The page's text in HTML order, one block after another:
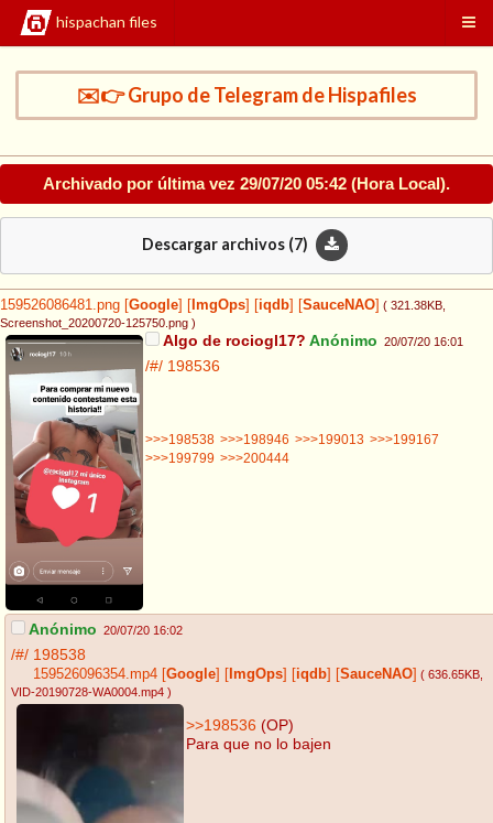
hispachan files
✉️👉 Grupo de Telegram de Hispafiles
Archivado por última vez 29/07/20 05:42 (Hora Local).
Descargar archivos (7)
159526086481.png Google ImgOps iqdb SauceNAO ( 321.38KB
Screenshot_20200720-125750.png )
Algo de rociogl17? Anónimo 20/07/20 16:01
/#/ 198536
>>>198538 >>>198946 >>>199013 >>>199167
>>>199799 >>>200444
Anónimo 20/07/20 16:02
/#/ 198538
159526096354.mp4 [Google] [ ImgOps] [iqdb] [SauceNAO] ( 636.65KB
VID-20190728-WA0004.mp4 )
>>198536 (OP)
Para que no lo bajen